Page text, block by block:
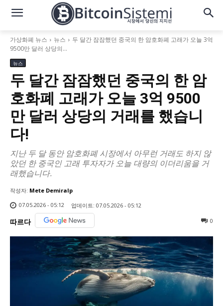
가상화폐 뉴스 뉴스
두 달간 잠잠했던 중국의 한 암호화폐 고래가 오늘 3억
9500만 달러 상당의...
뉴스
두 달간 잠잠했던 중국의 한 암
호화폐 고래가 오늘 3억 9500
만 달러 상당의 거래를 했습니
다!
지난 두 달 동안 암호화폐 시장에서 아무런 거래도 하지 않
았던 한 중국인 고래 투자자가 오늘 대량의 이더리움을 거
래했습니다.
작성자: Mete Demiralp
07.05.2026 - 05:12
업데이트: 07.05.2026 - 05:12
따르다 0